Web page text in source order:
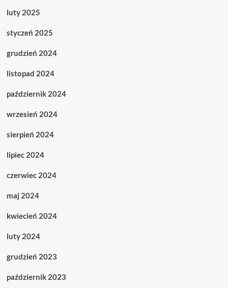
luty 2025
styczeń 2025
grudzień 2024
listopad 2024
październik 2024
wrzesień 2024
sierpień 2024
lipiec 2024
czerwiec 2024
maj 2024
kwiecień 2024
luty 2024
grudzień 2023
październik 2023